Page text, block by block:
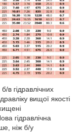
гідравлічних
вищої якості
гідравлічна
ніж б/у